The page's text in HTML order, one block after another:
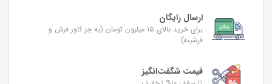
ارسال رایگان
برای خرید بالای ۱۵ میلیون تومان (به جز کاور فرش و
فرشینه)
قیمت شگفت‌انگیز